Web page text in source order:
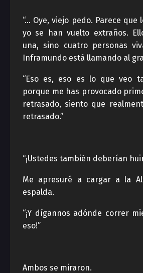
“… Oye, viejo pedo. Parece que
yo se han vuelto extraños.
una, sino cuatro personas
Inframundo está llamando al
“Eso es, eso es lo que veo
porque me has provocado
retrasado, siento que
retrasado.”
“¡Ustedes también deberían
Me apresuré a cargar a la
espalda.
“¡Y dígannos adónde correr
eso!”
Ambos se miraron.